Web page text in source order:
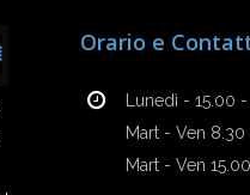
Orario e
Lunedì - 15.00
Mart - Ven 8.30
Mart - Ven